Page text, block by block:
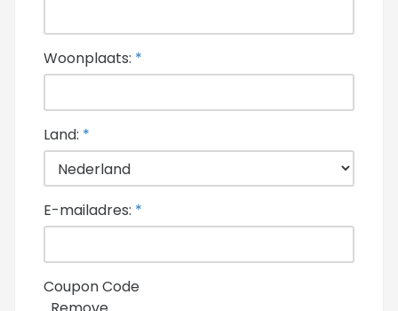
Woonplaats: *
Land: *
E-mailadres: *
Coupon Code